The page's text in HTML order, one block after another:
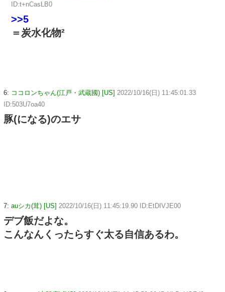
ID:t+nCasLB0
>>5
＝炭水化物²
6: ココロンちゃん(江戸・武蔵國) [US] 2022/10/16(日) 11:45:01.33
ID:503U7oa40
豚(になる)のエサ
7: auシカ(茸) [US] 2022/10/16(日) 11:45:19.90 ID:EtDIVJE00
デブ飯だよな。
こんなんくったらすぐ太る自信あるわ。